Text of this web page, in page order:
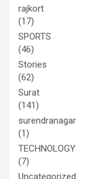
rajkort
(17)
SPORTS
(46)
Stories
(62)
Surat
(141)
surendranagar
(1)
TECHNOLOGY
(7)